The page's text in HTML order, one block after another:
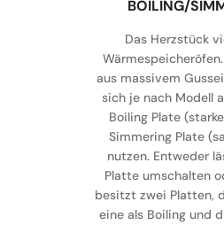
BOILING/
Das Herzstück
aus massivem
sich je nach Modell
Boiling Plate
Simmering Plate
nutzen. Entweder
Platte umschalten
besitzt zwei Platten,
eine als Boiling und